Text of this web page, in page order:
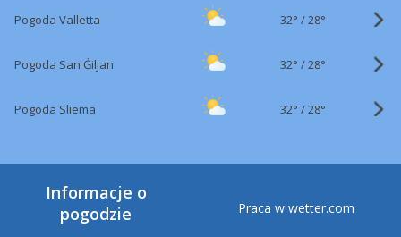
Pogoda Valletta 32° /28°
Pogoda San Ġiljan 32° /28°
Pogoda Sliema 32° /28°
Informacje o
pogodzie
Praca w wetter.com